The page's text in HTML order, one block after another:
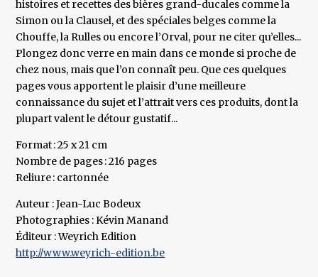
histoires et recettes des bières grand-ducales comme la
Simon ou la Clausel, et des spéciales belges comme la
Chouffe, la Rulles ou encore l’Orval, pour ne citer qu’elles...
Plongez donc verre en main dans ce monde si proche de
chez nous, mais que l’on connaît peu. Que ces quelques
pages vous apportent le plaisir d’une meilleure
connaissance du sujet et l’attrait vers ces produits, dont la
plupart valent le détour gustatif...
Format : 25 x 21 cm
Nombre de pages : 216 pages
Reliure : cartonnée
Auteur : Jean-Luc Bodeux
Photographies : Kévin Manand
Éditeur : Weyrich Edition
http://www.weyrich-edition.be